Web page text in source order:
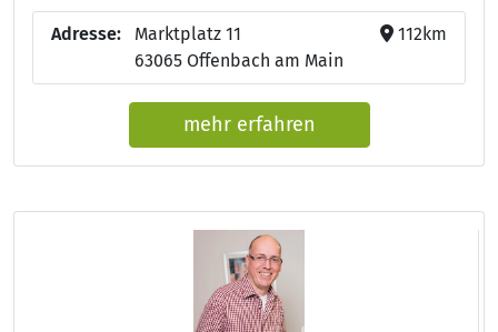
Adresse:
Marktplatz 11
63065 Offenbach am Main
112km
mehr erfahren